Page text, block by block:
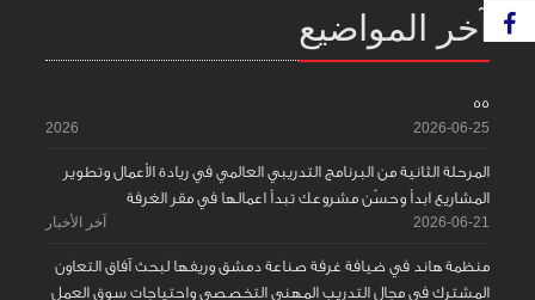
آخر المواضيع
55
2026-06-25
2026
المرحلة الثانية من البرنامج التدريبي العالمي في ريادة الأعمال وتطوير
المشاريع ابدأ وحسّن مشروعك تبدأ اعمالها في مقر الغرفة
2026-06-21 آخر الأخبار
منظمة هاند في ضيافة غرفة صناعة دمشق وريفها لبحث آفاق التعاون
المشترك في مجال التدريب المهني التخصصي واحتياجات سوق العمل